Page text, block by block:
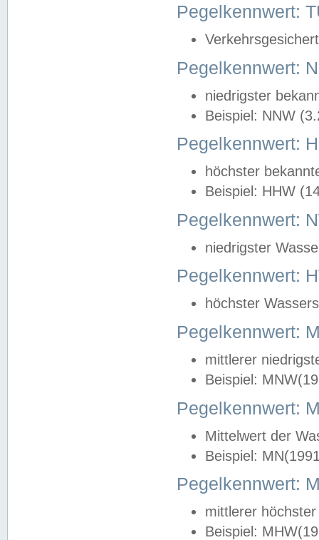
Pegelkennwert:
Pegelkennwert:
niedrigster
Beispiel: NNW
Pegelkennwert:
höchster
Beispiel: HHW
Pegelkennwert:
niedrigster
Pegelkennwert:
höchster
Pegelkennwert:
mittlerer
Beispiel:
Pegelkennwert:
Mittelwert der
Beispiel:
Pegelkennwert:
mittlerer
Beispiel: